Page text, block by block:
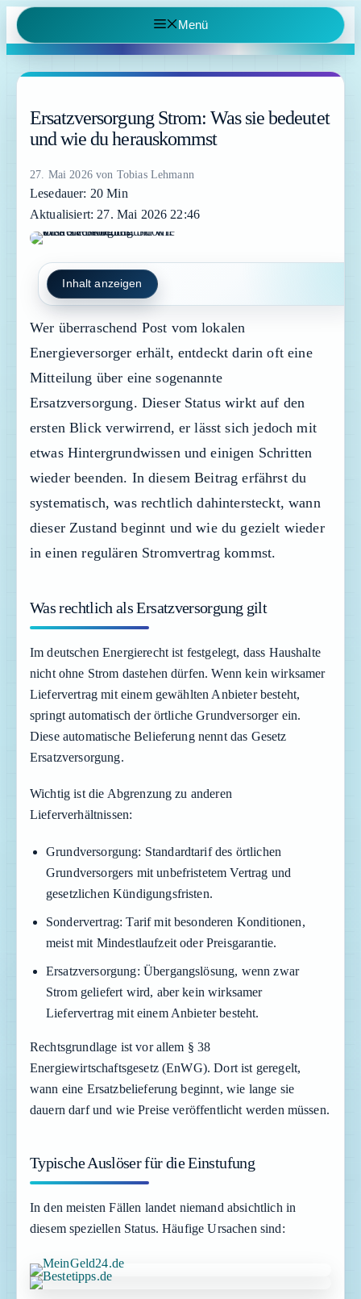
Zum
Inhalt
springen
Menü
Ersatzversorgung Strom: Was sie bedeutet
und wie du herauskommst
27. Mai 2026 von Tobias Lehmann
Lesedauer: 20 Min
Aktualisiert: 27. Mai 2026 22:46
Inhalt anzeigen
Wer überraschend Post vom lokalen
Energieversorger erhält, entdeckt darin oft eine
Mitteilung über eine sogenannte
Ersatzversorgung. Dieser Status wirkt auf den
ersten Blick verwirrend, er lässt sich jedoch mit
etwas Hintergrundwissen und einigen Schritten
wieder beenden. In diesem Beitrag erfährst du
systematisch, was rechtlich dahintersteckt, wann
dieser Zustand beginnt und wie du gezielt wieder
in einen regulären Stromvertrag kommst.
Was rechtlich als Ersatzversorgung gilt
Im deutschen Energierecht ist festgelegt, dass Haushalte
nicht ohne Strom dastehen dürfen. Wenn kein wirksamer
Liefervertrag mit einem gewählten Anbieter besteht,
springt automatisch der örtliche Grundversorger ein.
Diese automatische Belieferung nennt das Gesetz
Ersatzversorgung.
Wichtig ist die Abgrenzung zu anderen
Lieferverhältnissen:
Grundversorgung: Standardtarif des örtlichen
Grundversorgers mit unbefristetem Vertrag und
gesetzlichen Kündigungsfristen.
Sondervertrag: Tarif mit besonderen Konditionen,
meist mit Mindestlaufzeit oder Preisgarantie.
Ersatzversorgung: Übergangslösung, wenn zwar
Strom geliefert wird, aber kein wirksamer
Liefervertrag mit einem Anbieter besteht.
Rechtsgrundlage ist vor allem § 38
Energiewirtschaftsgesetz (EnWG). Dort ist geregelt,
wann eine Ersatzbelieferung beginnt, wie lange sie
dauern darf und wie Preise veröffentlicht werden müssen.
Typische Auslöser für die Einstufung
In den meisten Fällen landet niemand absichtlich in
diesem speziellen Status. Häufige Ursachen sind: